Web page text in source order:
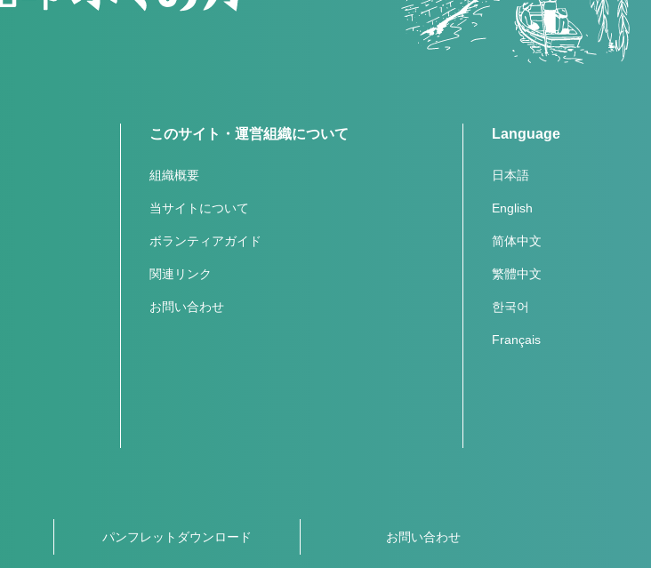
このサイト・運営組織について
組織概要
当サイトについて
ボランティアガイド
関連リンク
お問い合わせ
Language
日本語
English
简体中文
繁體中文
한국어
Français
パンフレットダウンロード お問い合わせ